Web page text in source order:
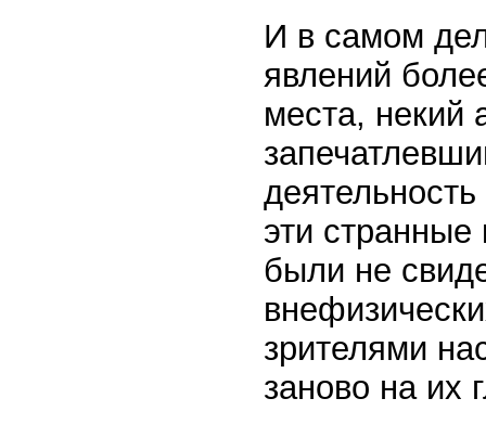
И в самом
явлений
места, некий
эти странные
были не
зрителями
заново на их